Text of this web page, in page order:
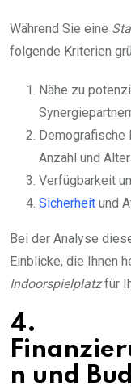
Während Sie eine
folgende Kriterien
Nähe zu
Demografische
Anzahl und
Verfügbarkeit
Sicherheit und
Bei der Analyse
Einblicke, die Ihnen
Indoorspielplatzfür
4.
n und